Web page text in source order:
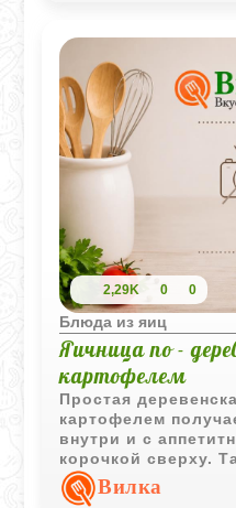
2,29K 0 0
Блюда из яиц
Яичница по -
картофелем
Простая
картофелем
внутри и с
корочкой сверху.
подходит для
быстрого ужина.
Вилка